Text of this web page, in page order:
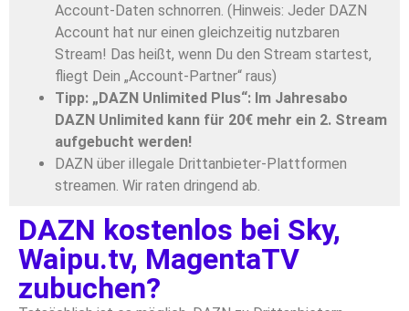
Account-Daten schnorren. (Hinweis: Jeder DAZN
Account hat nur einen gleichzeitig nutzbaren
Stream! Das heißt, wenn Du den Stream startest,
fliegt Dein „Account-Partner“ raus)
Tipp: „DAZN Unlimited Plus“: Im Jahresabo
DAZN Unlimited kann für 20€ mehr ein 2. Stream
aufgebucht werden!
DAZN über illegale Drittanbieter-Plattformen
streamen. Wir raten dringend ab.
DAZN kostenlos bei Sky,
Waipu.tv, MagentaTV
zubuchen?